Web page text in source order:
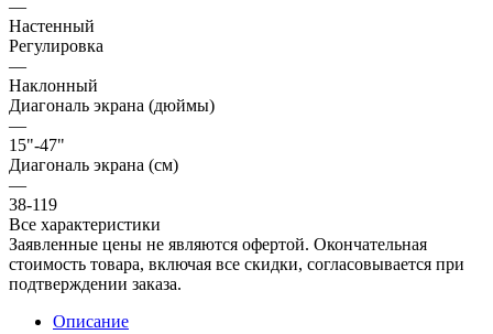
—
Настенный
Регулировка
—
Наклонный
Диагональ экрана (дюймы)
—
15"-47"
Диагональ экрана (см)
—
38-119
Все характеристики
Заявленные цены не являются офертой. Окончательная
стоимость товара, включая все скидки, согласовывается при
подтверждении заказа.
Описание